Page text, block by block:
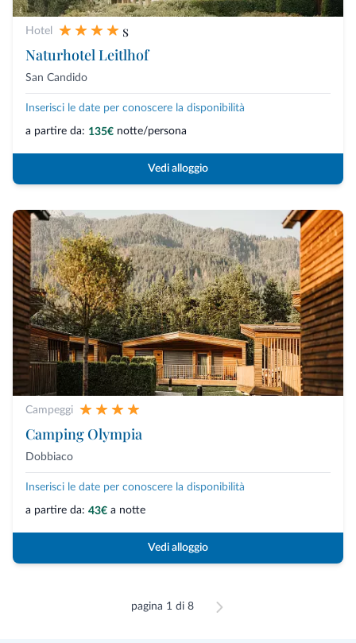
Hotel
s
Naturhotel Leitlhof
San Candido
Inserisci le date per conoscere la disponibilità
a partire da: 135€ notte/persona
Vedi alloggio
Campeggi
Camping Olympia
Dobbiaco
Inserisci le date per conoscere la disponibilità
a partire da: 43€ a notte
Vedi alloggio
pagina 1 di 8